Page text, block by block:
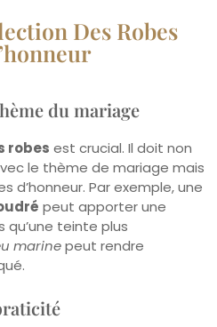
Des Robes
du mariage
robes est crucial. Il doit non
le thème de mariage mais
d’honneur. Par exemple, une
peut apporter une
teinte plus
marinepeut rendre